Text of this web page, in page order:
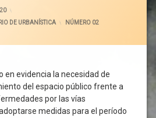
DE URBANÍSTICA CATEGORÍAS:
NÚMERO 02
en evidencia la necesidad de
del espacio público frente a
por las vías
medidas para el período